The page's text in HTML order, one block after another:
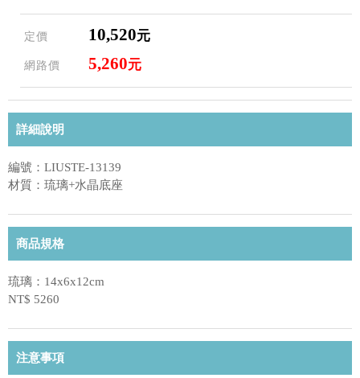
定價 10,520元
網路價 5,260元
詳細說明
編號：LIUSTE-13139
材質：琉璃+水晶底座
商品規格
琉璃：14x6x12cm
NT$ 5260
注意事項